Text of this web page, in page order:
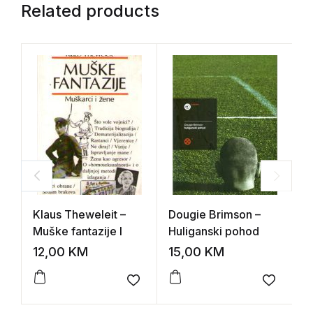
Related products
Klaus Theweleit –
Muške fantazije I
12,00 KM
Add to wishlist
Dougie Brimson –
Huliganski pohod
15,00 KM
Add to